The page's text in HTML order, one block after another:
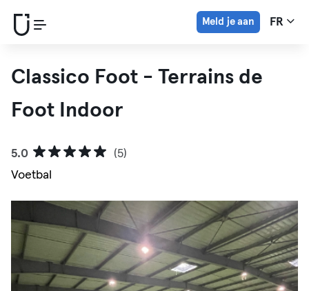
Meld je aan FR
Classico Foot - Terrains de
Foot Indoor
5.0
(5)
Voetbal